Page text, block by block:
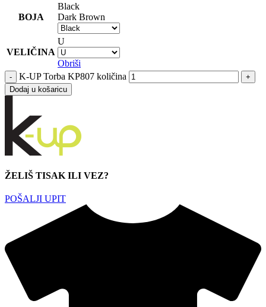
BOJA
Black
Dark Brown
VELIČINA
U
Obriši
K-UP Torba KP807 količina
Dodaj u košaricu
ŽELIŠ TISAK ILI VEZ?
POŠALJI UPIT